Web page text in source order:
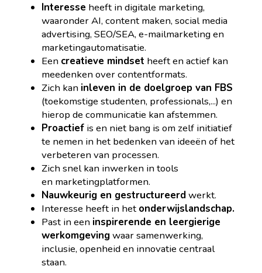
Interesse heeft in digitale marketing,
waaronder AI, content maken, social media
advertising, SEO/SEA, e-mailmarketing en
marketingautomatisatie.
Een creatieve mindset heeft en actief kan
meedenken over contentformats.
Zich kan inleven in de doelgroep van FBS
(toekomstige studenten, professionals,...) en
hierop de communicatie kan afstemmen.
Proactiefis en niet bang is om zelf initiatief
te nemen in het bedenken van ideeën of het
verbeteren van processen.
Zich snel kan inwerken in tools
en marketingplatformen.
Nauwkeurig en gestructureerdwerkt.
Interesse heeft in het onderwijslandschap.
Past in een inspirerende en leergierige
werkomgevingwaar samenwerking,
inclusie, openheid en innovatie centraal
staan.